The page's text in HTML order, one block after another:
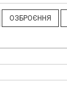
ОЗБРОЄННЯ